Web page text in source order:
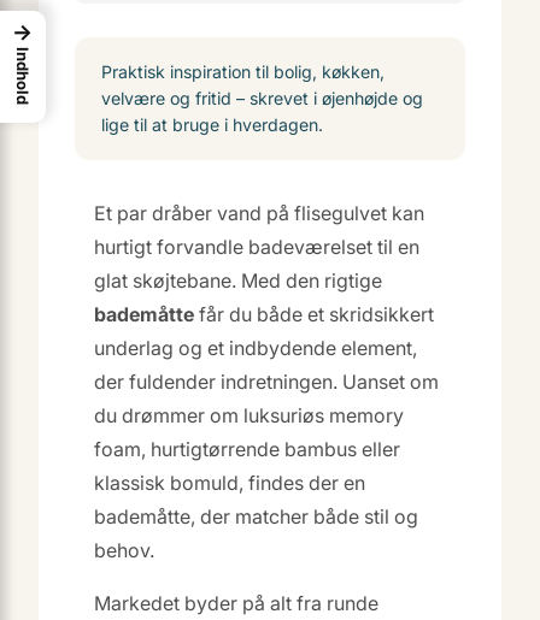
Praktisk inspiration til bolig, køkken,
velvære og fritid – skrevet i øjenhøjde og
lige til at bruge i hverdagen.
Et par dråber vand på flisegulvet kan
hurtigt forvandle badeværelset til en
glat skøjtebane. Med den rigtige
bademåtte får du både et skridsikkert
underlag og et indbydende element,
der fuldender indretningen. Uanset om
du drømmer om luksuriøs memory
foam, hurtigtørrende bambus eller
klassisk bomuld, findes der en
bademåtte, der matcher både stil og
behov.
Markedet byder på alt fra runde
→
Indhold